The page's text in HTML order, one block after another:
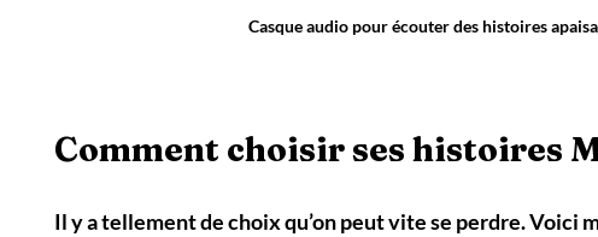
Casque audio pour écouter des histoires
Comment choisir ses histoires
Il y a tellement de choix qu’on peut vite se perdre. Voici